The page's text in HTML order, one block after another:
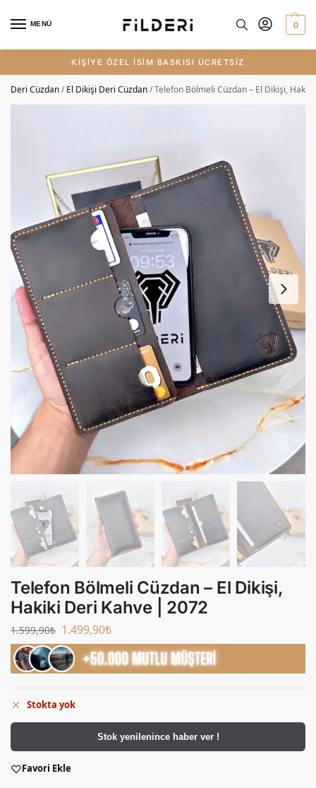
MENÜ 0
KİŞİYE ÖZEL İSİM BASKISI ÜCRETSİZ
Deri Cüzdan/El Dikişi Deri Cüzdan/Telefon Bölmeli Cüzdan – El Dikişi,
Telefon Bölmeli Cüzdan – El Dikişi,
Hakiki Deri Kahve | 2072
1.599,90₺ 1.499,90₺
Stokta yok
Stok yenilenince haber ver !
Favori Ekle